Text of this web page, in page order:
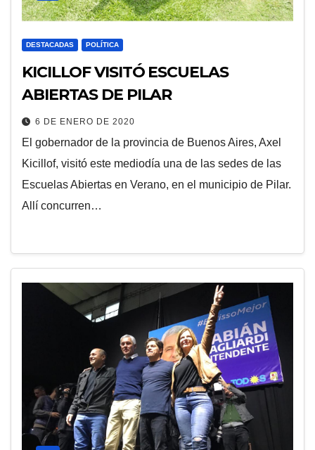
DESTACADAS POLÍTICA
KICILLOF VISITÓ ESCUELAS
ABIERTAS DE PILAR
6 DE ENERO DE 2020
El gobernador de la provincia de Buenos Aires, Axel
Kicillof, visitó este mediodía una de las sedes de las
Escuelas Abiertas en Verano, en el municipio de Pilar.
Allí concurren…